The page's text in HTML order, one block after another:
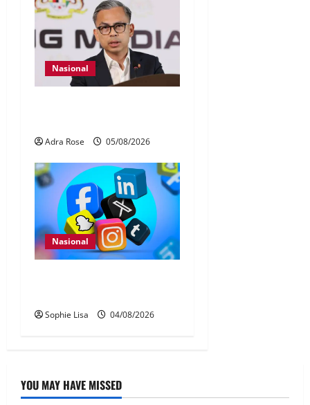
Nasional
Adra Rose 05/08/2026
Nasional
Sophie Lisa 04/08/2026
YOU MAY HAVE MISSED